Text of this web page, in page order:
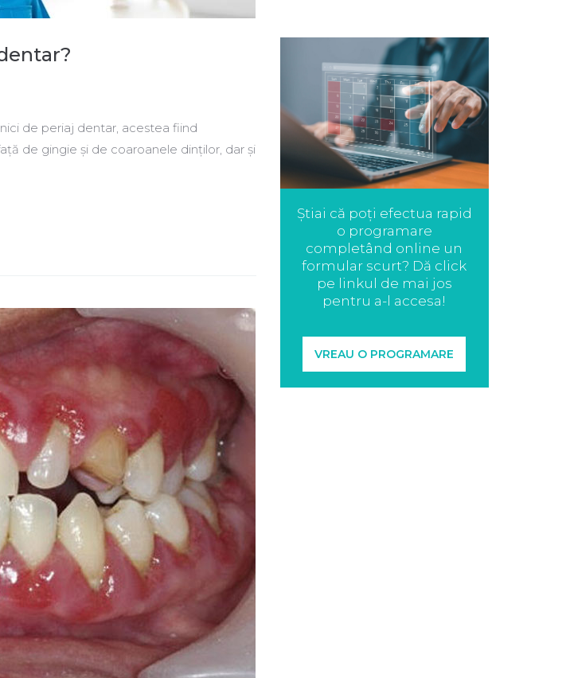
de periaj dentar, acestea fiind
de gingie și de coaroanele dinților, dar și
Știai că poți efectua rapid
o programare
completând online un
formular scurt? Dă click
pe linkul de mai jos
pentru a-l accesa!
VREAU O PROGRAMARE